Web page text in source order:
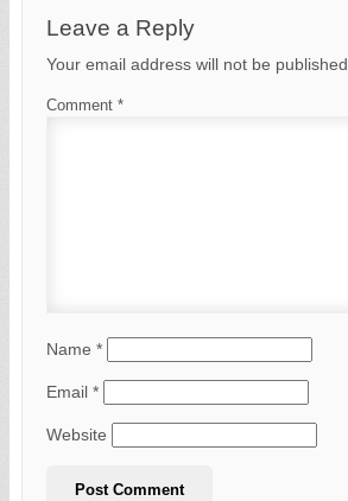
Leave a Reply
Your email address will not be published.
Comment *
Name *
Email *
Website